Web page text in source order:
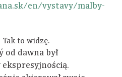
en/vystavy/malby-
to widzę.
dawna był